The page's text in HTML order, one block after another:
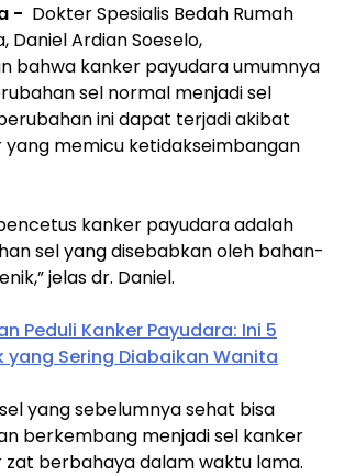
- Dokter Spesialis Bedah Rumah
Daniel Ardian Soeselo,
bahwa kanker payudara umumnya
sel normal menjadi sel
ini dapat terjadi akibat
memicu ketidakseimbangan
kanker payudara adalah
sel yang disebabkan oleh bahan-
jelas dr. Daniel.
Peduli Kanker Payudara: Ini 5
yang Sering Diabaikan Wanita
yang sebelumnya sehat bisa
berkembang menjadi sel kanker
berbahaya dalam waktu lama.